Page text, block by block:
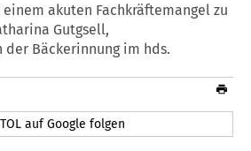
akuten Fachkräftemangel zu
Gutgsell,
Bäckerinnung im hds.
auf Google folgen